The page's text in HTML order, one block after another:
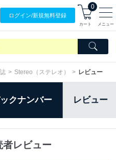
ログイン/新規無料登録
0
カート メニュー
Stereo（ステレオ） レビュー
クナンバー レビュー
レビュー